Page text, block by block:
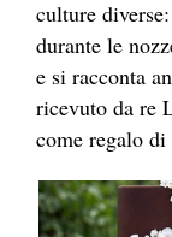
culture
durante le
e si racconta
ricevuto da re
come regalo di